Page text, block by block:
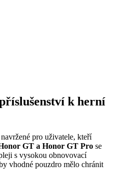
k herní
pro uživatele, kteří
GT a Honor GT Pro se
s vysokou obnovovací
vhodné pouzdro mělo chránit